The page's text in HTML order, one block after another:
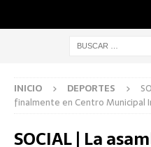
INICIO DEPORTES
finalmente en Centro Municipal
SOCIAL | La